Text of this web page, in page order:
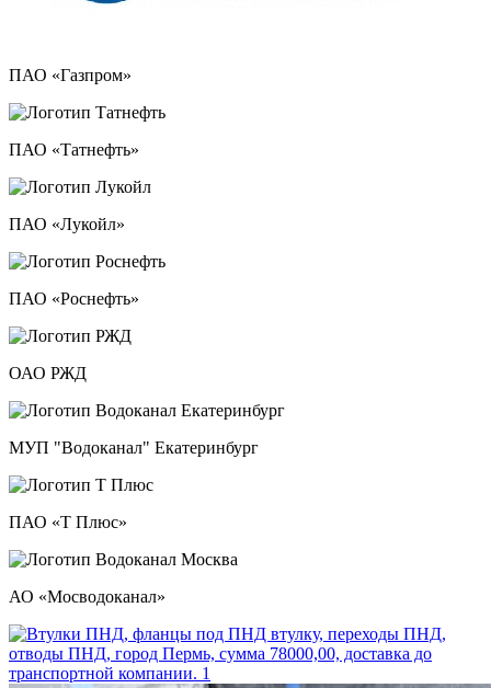
ПАО «Газпром»
ПАО «Татнефть»
ПАО «Лукойл»
ПАО «Роснефть»
ОАО РЖД
МУП "Водоканал" Екатеринбург
ПАО «Т Плюс»
АО «Мосводоканал»